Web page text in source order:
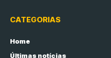
CATEGORIAS
Home
Últimas notícias